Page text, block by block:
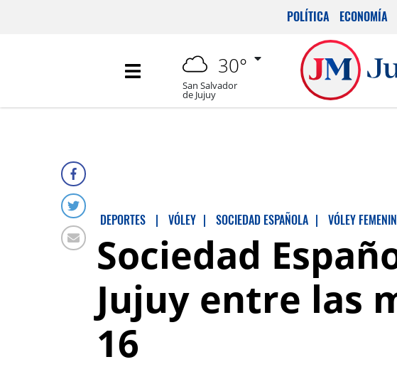
POLÍTICA ECONOMÍA
30°
San Salvador
de Jujuy
DEPORTES | VÓLEY | SOCIEDAD ESPAÑOLA | VÓLEY
Sociedad
Jujuy entre las
16